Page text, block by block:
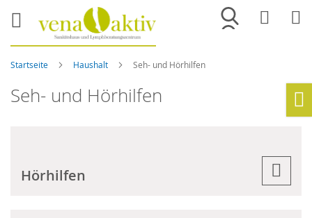
Merkliste
Startseite Haushalt Seh- und Hörhilfen
Seh- und Hörhilfen
Hörhilfen